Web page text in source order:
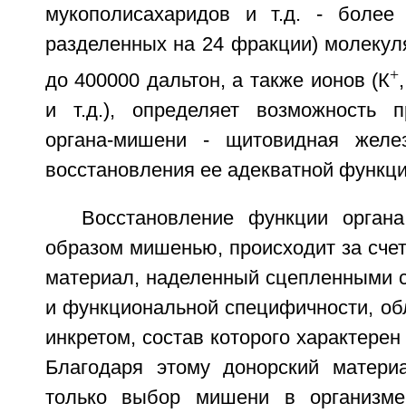
мукополисахаридов и т.д. - более
разделенных на 24 фракции)
до 400000 дальтон, а также ионов (К+
и т.д.), определяет возможность
органа-мишени - щитовидная
восстановления ее адекватной
Восстановление функции
образом мишенью, происходит за
материал, наделенный сцепленными
и функциональной специфичности,
инкретом, состав которого
Благодаря этому донорский
только выбор мишени в